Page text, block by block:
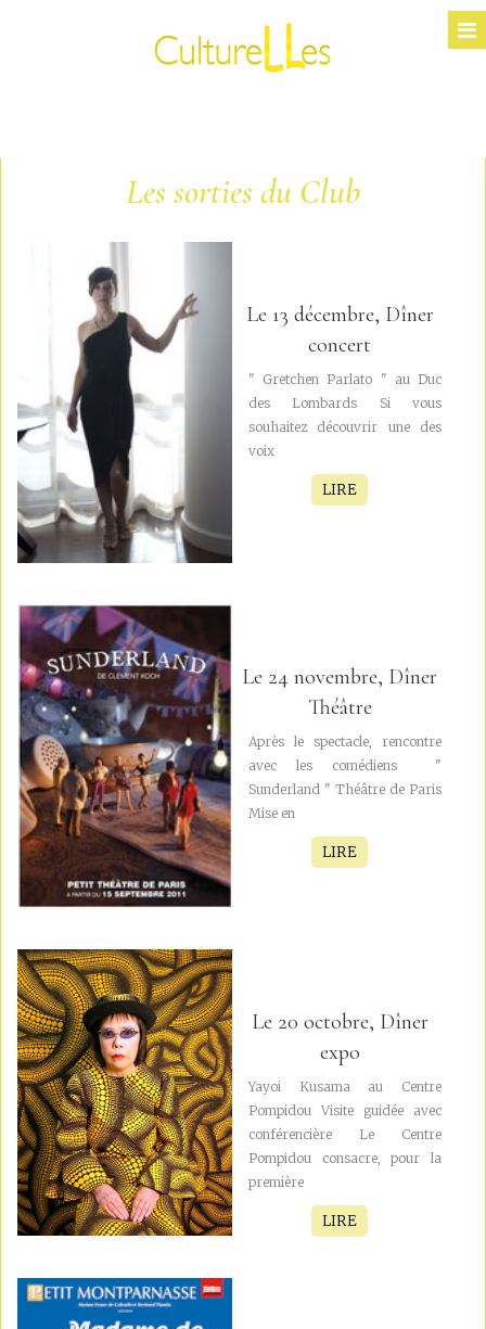
Les sorties du Club
Le 13 décembre, Dîner
concert
" Gretchen Parlato " au Duc
des Lombards Si vous
souhaitez découvrir une des
voix
LIRE
Le 24 novembre, Dîner
Théâtre
Après le spectacle, rencontre
avec les comédiens "
Sunderland " Théâtre de Paris
Mise en
LIRE
Le 20 octobre, Dîner
expo
Yayoi Kusama au Centre
Pompidou Visite guidée avec
conférencière Le Centre
Pompidou consacre, pour la
première
LIRE